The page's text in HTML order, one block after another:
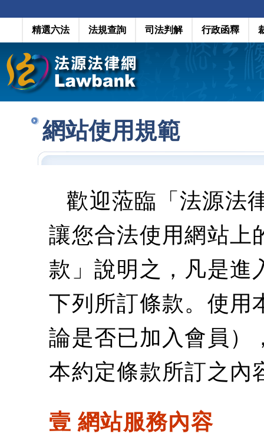
精選六法 法規查詢 司法判解 行政函釋
網站使用規範
歡迎蒞臨「法源法
讓您合法使用網站上
款」說明之，凡是進
下列所訂條款。使用
論是否已加入會員）
本約定條款所訂之內
壹 網站服務內容